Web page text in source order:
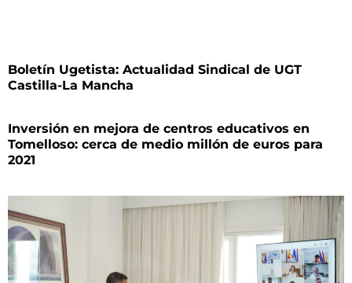
Boletín Ugetista: Actualidad Sindical de UGT
Castilla-La Mancha
Inversión en mejora de centros educativos en
Tomelloso: cerca de medio millón de euros para
2021